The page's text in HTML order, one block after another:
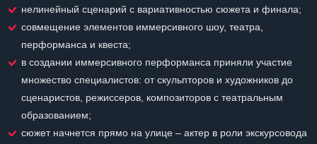
нелинейный сценарий с вариативностью сюжета и финала;
совмещение элементов иммерсивного шоу, театра,
перформанса и квеста;
в создании иммерсивного перформанса приняли участие
множество специалистов: от скульпторов и художников до
сценаристов, режиссеров, композиторов с театральным
образованием;
сюжет начнется прямо на улице – актер в роли экскурсовода